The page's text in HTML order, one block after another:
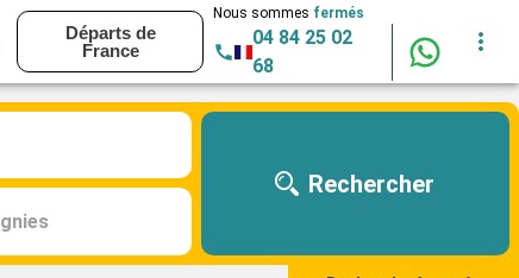
Départs de
France
Nous sommes fermés
04 84 25 02
68
Rechercher